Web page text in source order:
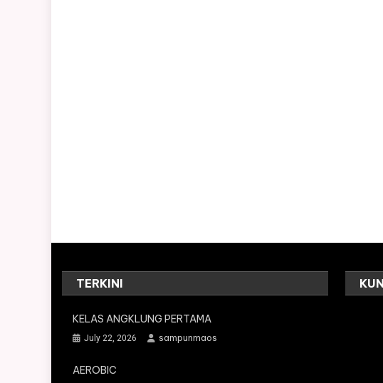
TERKINI
KELAS ANGKLUNG PERTAMA
July 22, 2026 sampunmaos
AEROBIC